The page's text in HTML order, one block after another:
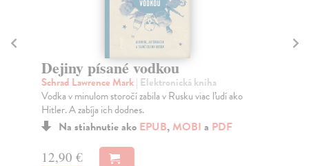
Dejiny písané vodkou
Schrad Lawrence Mark| Elektronická kniha
Vodka v minulom storočí zabila v Rusku viac ľudí ako
Hitler. A zabíja ich dodnes.
Na stiahnutie ako EPUB,MOBI a PDF
12,90 €